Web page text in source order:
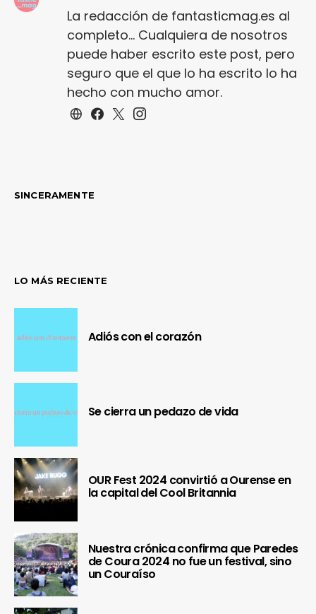
La redacción de fantasticmag.es al
completo... Cualquiera de nosotros
puede haber escrito este post, pero
seguro que el que lo ha escrito lo ha
hecho con mucho amor.
SINCERAMENTE
LO MÁS RECIENTE
Adiós con el corazón
Se cierra un pedazo de vida
OUR Fest 2024 convirtió a Ourense en
la capital del Cool Britannia
Nuestra crónica confirma que Paredes
de Coura 2024 no fue un festival, sino
un Couraíso